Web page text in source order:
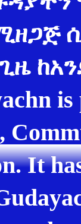
ጊዜ
is
It